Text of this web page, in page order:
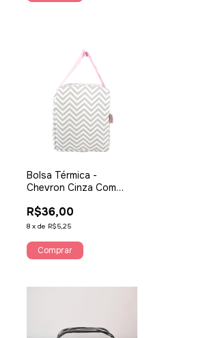
Bolsa Térmica -
Chevron Cinza Com
R$36,00
8 xde R$5,25